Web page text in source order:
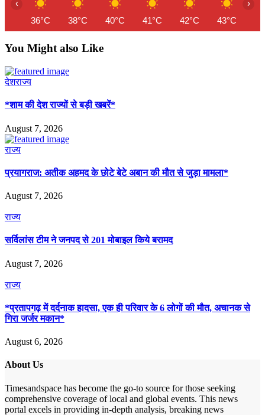
36°C 38°C 40°C 41°C 42°C 43°C
‹ ›
You Might also Like
देशराज्य
*शाम की देश राज्यों से बड़ी खबरें*
August 7, 2026
राज्य
प्रयागराज: अतीक अहमद के छोटे बेटे अबान की मौत से जुड़ा मामला*
August 7, 2026
राज्य
सर्विलांस टीम ने जनपद से 201 मोबाइल किये बरामद
August 7, 2026
राज्य
*प्रतापगढ़ में दर्दनाक हादसा, एक ही परिवार के 6 लोगों की मौत, अचानक से
गिरा जर्जर मकान*
August 6, 2026
About Us
Timesandspace has become the go-to source for those seeking
comprehensive coverage of local and global events. This news
portal excels in providing in-depth analysis, breaking news